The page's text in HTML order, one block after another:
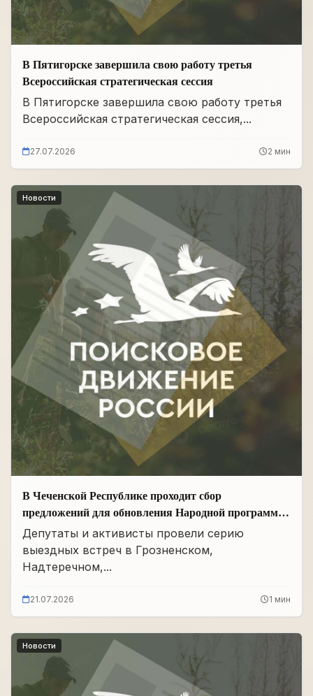
В Пятигорске завершила свою работу третья
Всероссийская стратегическая сессия
В Пятигорске завершила свою работу третья
Всероссийская стратегическая сессия,...
27.07.2026 2 мин
Новости
В Чеченской Республике проходит сбор
предложений для обновления Народной программы
в сфере АПК
Депутаты и активисты провели серию
выездных встреч в Грозненском,
Надтеречном,...
21.07.2026 1 мин
Новости